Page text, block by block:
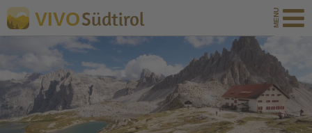
VIVOSüdtirol